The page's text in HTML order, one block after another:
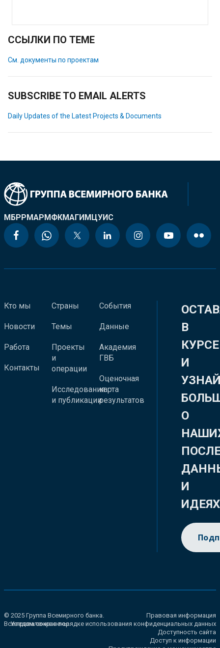
ССЫЛКИ ПО ТЕМЕ
См. документы по проектам
SUBSCRIBE TO EMAIL ALERTS
Daily Updates of the Latest Projects & Documents
МБРРМАРМФКМАГИМЦУИС
Кто мы
Новости
Работа
Контакты
Страны
Темы
Проекты
и
операции
Исследования
и публикации
События
Данные
Академия
ГВБ
Оценочная
карта
результатов
В
КУРСЕ
И
О
И
ИДЕЯХ
© 2025 Группа Всемирного банка.
Все права сохранены.
Правовая информация
Уведомление о порядке использования конфиденциальных данных
Доступность сайта
Доступ к информации